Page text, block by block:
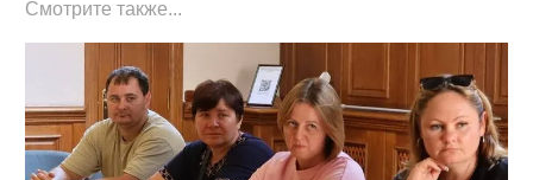
Смотрите также...